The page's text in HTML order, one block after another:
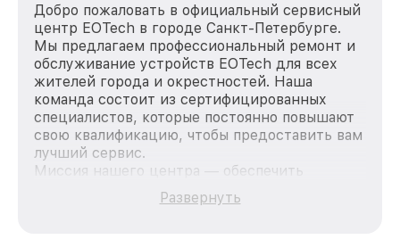
Добро пожаловать в официальный сервисный
центр EOTech в городе Санкт-Петербурге.
Мы предлагаем профессиональный ремонт и
обслуживание устройств EOTech для всех
жителей города и окрестностей. Наша
команда состоит из сертифицированных
специалистов, которые постоянно повышают
свою квалификацию, чтобы предоставить вам
лучший сервис.
Миссия нашего центра — обеспечить
качественный и доступный ремонт для
каждого пользователя продукции EOTech, вне
Развернуть